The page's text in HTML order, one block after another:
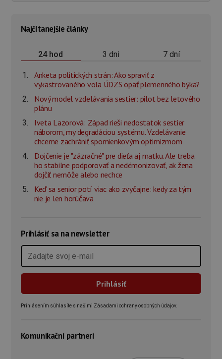
Najčítanejšie články
24 hod 3 dni 7 dní
Anketa politických strán: Ako spraviť z
vykastrovaného vola ÚDZS opäť plemenného býka?
Nový model vzdelávania sestier: pilot bez letového
plánu
Iveta Lazorová: Západ rieši nedostatok sestier
náborom, my degradáciou systému. Vzdelávanie
chceme zachrániť spomienkovým optimizmom
Dojčenie je "zázračné" pre dieťa aj matku. Ale treba
ho stabilne podporovať a nedémonizovať, ak žena
dojčiť nemôže alebo nechce
Keď sa senior potí viac ako zvyčajne: kedy za tým
nie je len horúčava
Prihlásiť sa na newsletter
Prihlásením súhlasíte s našimi Zásadami ochrany osobných údajov.
Komunikační partneri